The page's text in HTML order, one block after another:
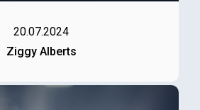
20.07.2024
Ziggy Alberts